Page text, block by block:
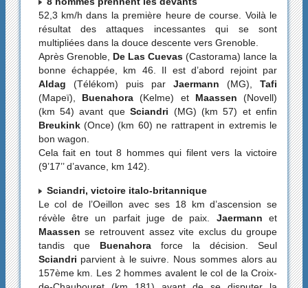
52,3 km/h dans la première heure de course. Voilà le
résultat des attaques incessantes qui se sont
multipliées dans la douce descente vers Grenoble.
Après Grenoble, De Las Cuevas(Castorama) lance la
bonne échappée, km 46. Il est d’abord rejoint par
Aldag (Télékom) puis par Jaermann (MG),Tafi
(Mapeï), Buenahora(Kelme) et Maassen (Novell)
(km 54) avant queSciandri (MG) (km 57) et enfin
Breukink(Once) (km 60) ne rattrapent in extremis le
bon wagon.
Cela fait en tout 8 hommes qui filent vers la victoire
(9’17’’ d’avance, km 142).
Sciandri, victoire italo-britannique
Le col de l’Oeillon avec ses 18 km d’ascension se
révèle être un parfait juge de paix. Jaermann et
Maassen se retrouvent assez vite exclus du groupe
tandis que Buenahora force la décision. Seul
Sciandri parvient à le suivre. Nous sommes alors au
157ème km. Les 2 hommes avalent le col de la Croix-